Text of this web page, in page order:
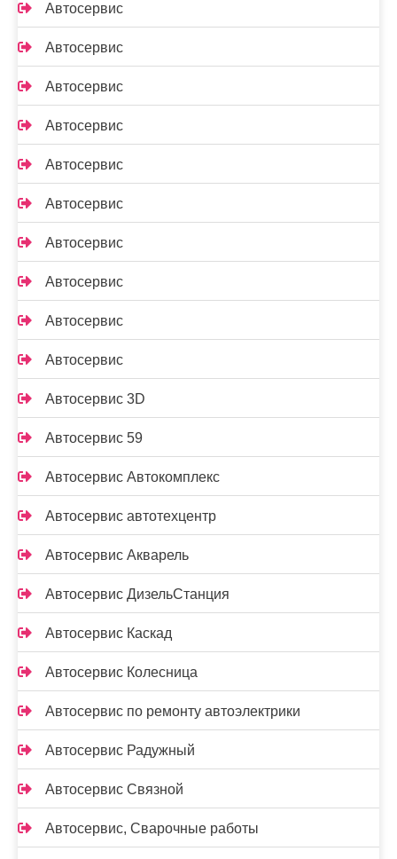
Автосервис
Автосервис
Автосервис
Автосервис
Автосервис
Автосервис
Автосервис
Автосервис
Автосервис
Автосервис
Автосервис 3D
Автосервис 59
Автосервис Автокомплекс
Автосервис автотехцентр
Автосервис Акварель
Автосервис ДизельСтанция
Автосервис Каскад
Автосервис Колесница
Автосервис по ремонту автоэлектрики
Автосервис Радужный
Автосервис Связной
Автосервис, Сварочные работы